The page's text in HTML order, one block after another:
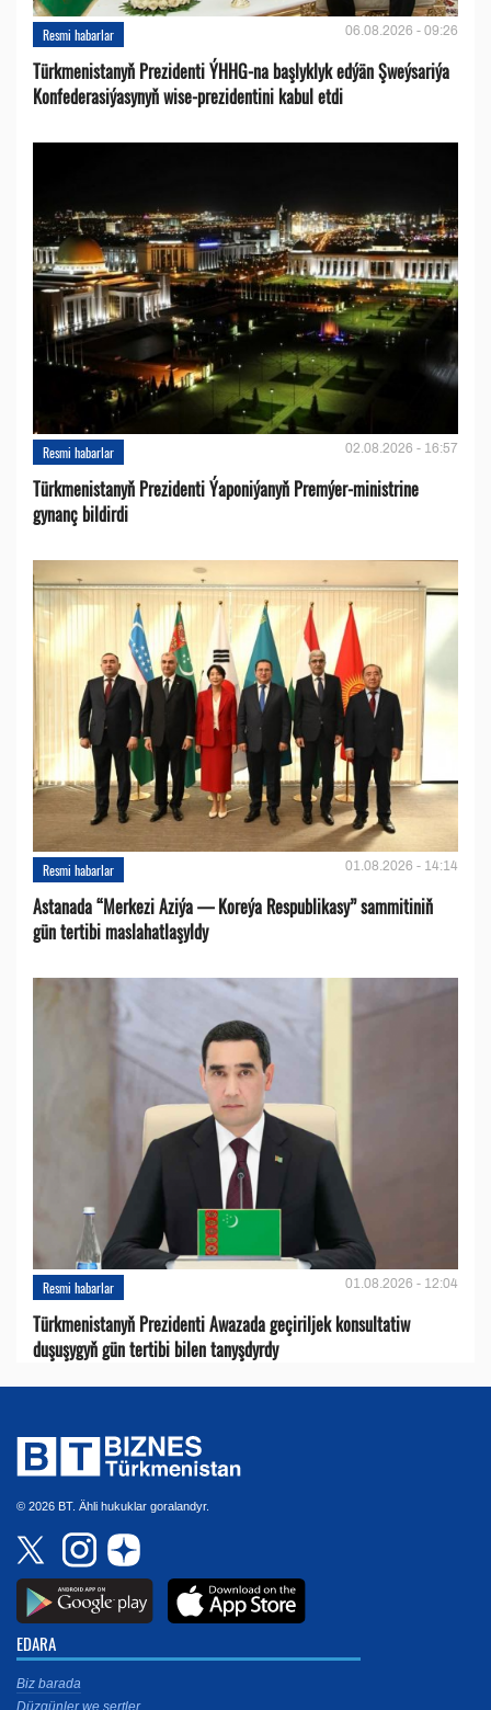
Resmi habarlar 06.08.2026 - 09:26
Türkmenistanyň Prezidenti ÝHHG-na başlyklyk edýän Şweýsariýa
Konfederasiýasynyň wise-prezidentini kabul etdi
Resmi habarlar 02.08.2026 - 16:57
Türkmenistanyň Prezidenti Ýaponiýanyň Premýer-ministrine
gynanç bildirdi
Resmi habarlar 01.08.2026 - 14:14
Astanada “Merkezi Aziýa — Koreýa Respublikasy” sammitiniň
gün tertibi maslahatlaşyldy
Resmi habarlar 01.08.2026 - 12:04
Türkmenistanyň Prezidenti Awazada geçiriljek konsultatiw
duşuşygyň gün tertibi bilen tanyşdyrdy
© 2026 BT. Ähli hukuklar goralandyr.
EDARA
Biz barada
Düzgünler we şertler